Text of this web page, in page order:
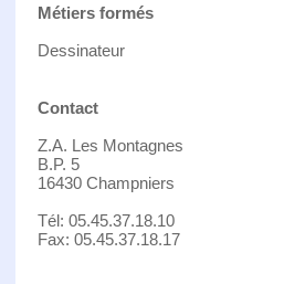
Métiers formés
Dessinateur
Contact
Z.A. Les Montagnes
B.P. 5
16430 Champniers
Tél: 05.45.37.18.10
Fax: 05.45.37.18.17